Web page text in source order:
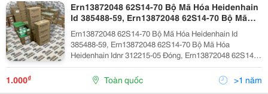
Ern13872048 62S14-70 Bộ Mã Hóa Heidenhain
Id 385488-59, Ern13872048 62S14-70 Bộ Mã
Hóa Heidenhain Idnr 312215-05 Đóng,
Ern13872048 62S14-70 Bộ Mã Hóa Heidenhain
Idnr. Đóng
Ern13872048 62S14-70 Bộ Mã Hóa Heidenhain Id
385488-59, Ern13872048 62S14-70 Bộ Mã Hóa
Heidenhain Idnr 312215-05 Đóng, Ern13872048 62S14-
70 Bộ Mã Hóa Heidenhain Idnr.385488-52 Đóng
Ern13872048 62S14-70 Heidenhain Encoder Idnr
385488-59,...
1.000₫ Toàn quốc >1 năm